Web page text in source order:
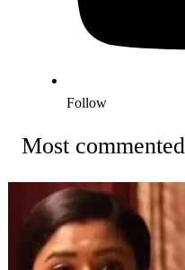
Follow
Most commented